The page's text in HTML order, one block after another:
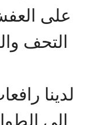
على
التحف
لدينا
إلى